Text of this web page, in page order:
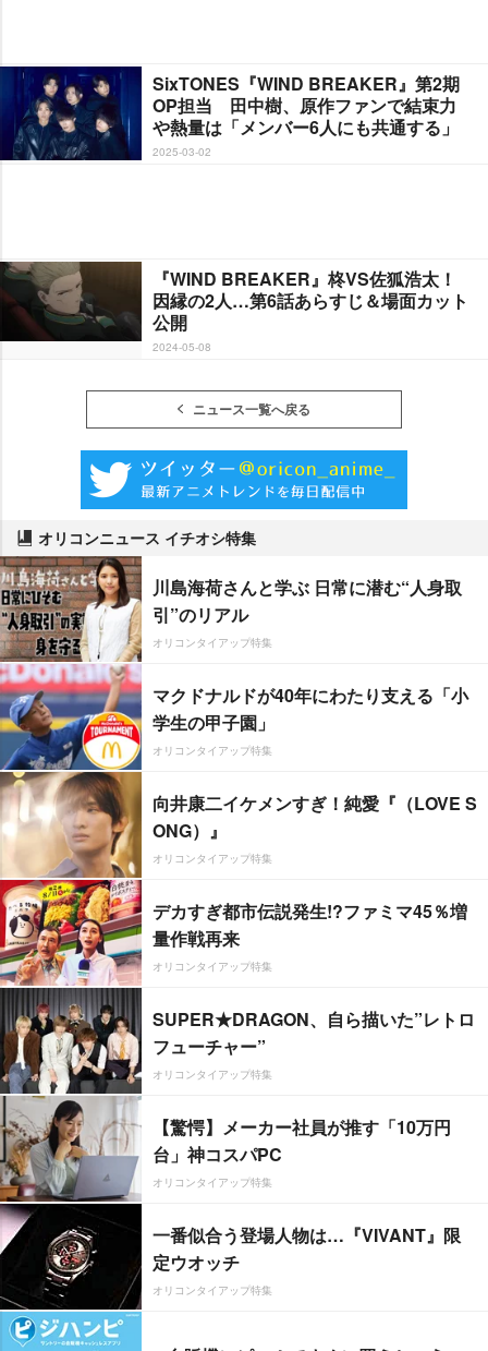
SixTONES『WIND BREAKER』第2期
OP担当 田中樹、原作ファンで結束力
熱量は「メンバー6人にも共通する」
2025-03-02
『WIND BREAKER』柊VS佐狐浩太！
因縁の2人…第6話あらすじ＆場面カット
公開
2024-05-08
ニュース一覧へ戻る
オリコンニュース イチオシ特集
川島海荷さんと学ぶ 日常に潜む“人身取
引”のリアル
オリコンタイアップ特集
マクドナルドが40年にわたり支える「小
学生の甲子園」
オリコンタイアップ特集
向井康二イケメンすぎ！純愛『（LOVE S
ONG）』
オリコンタイアップ特集
デカすぎ都市伝説発生!?ファミマ45％増
量作戦再来
オリコンタイアップ特集
SUPER★DRAGON、自ら描いた”レトロ
フューチャー”
オリコンタイアップ特集
【驚愕】メーカー社員が推す「10万円
台」神コスパPC
オリコンタイアップ特集
一番似合う登場人物は…『VIVANT』限
定ウオッチ
オリコンタイアップ特集